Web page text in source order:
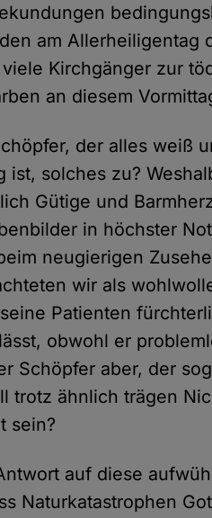
am Allerheiligentag
Kirchgänger zur
an diesem
der alles weiß
ist, solches zu?
Gütige und
in höchster
neugierigen
wir als
Patienten
obwohl er
Schöpfer aber, der
trotz ähnlich trägen
sein?
auf diese
Naturkatastrophen